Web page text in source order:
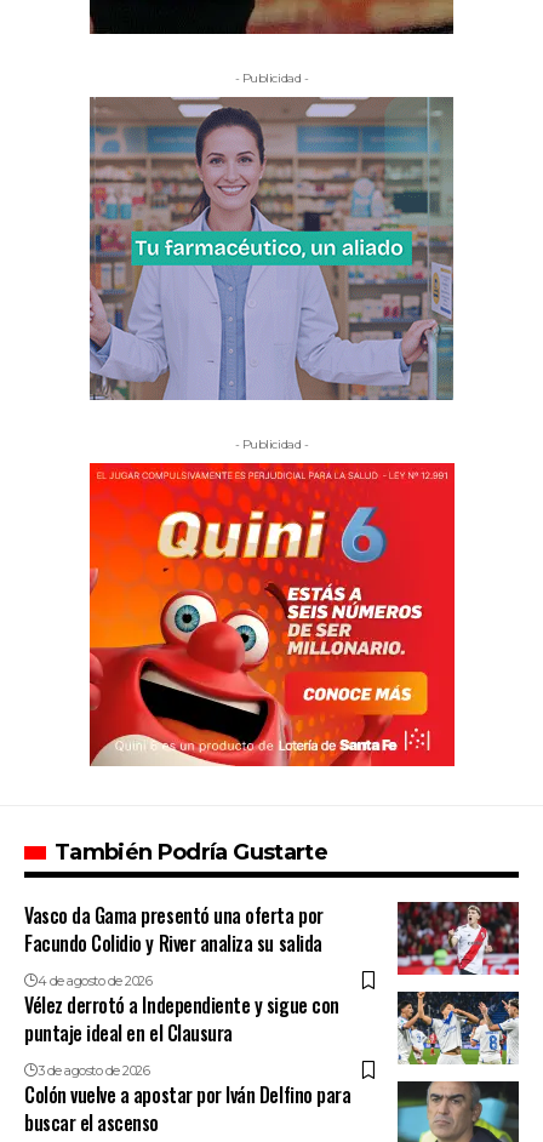
- Publicidad -
- Publicidad -
También Podría Gustarte
Vasco da Gama presentó una oferta por
Facundo Colidio y River analiza su salida
4 de agosto de 2026
Vélez derrotó a Independiente y sigue con
puntaje ideal en el Clausura
3 de agosto de 2026
Colón vuelve a apostar por Iván Delfino para
buscar el ascenso